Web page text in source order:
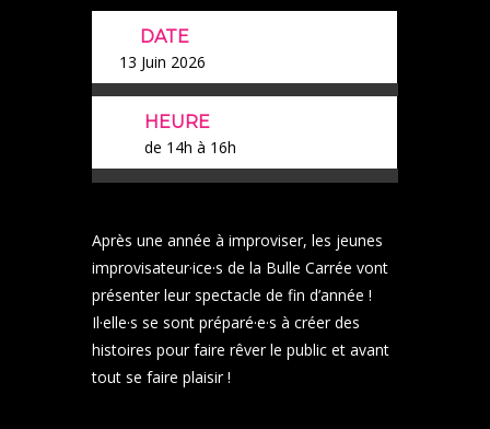
DATE
13 Juin 2026
HEURE
de 14h à 16h
Après une année à improviser, les jeunes
improvisateur·ice·s de la Bulle Carrée vont
présenter leur spectacle de fin d’année !
Il·elle·s se sont préparé·e·s à créer des
histoires pour faire rêver le public et avant
tout se faire plaisir !